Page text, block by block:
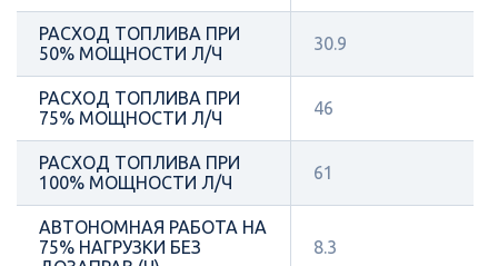
РАСХОД ТОПЛИВА ПРИ
50% МОЩНОСТИ Л/Ч
30.9
РАСХОД ТОПЛИВА ПРИ
75% МОЩНОСТИ Л/Ч
46
РАСХОД ТОПЛИВА ПРИ
100% МОЩНОСТИ Л/Ч
61
АВТОНОМНАЯ РАБОТА НА
75% НАГРУЗКИ БЕЗ
8.3